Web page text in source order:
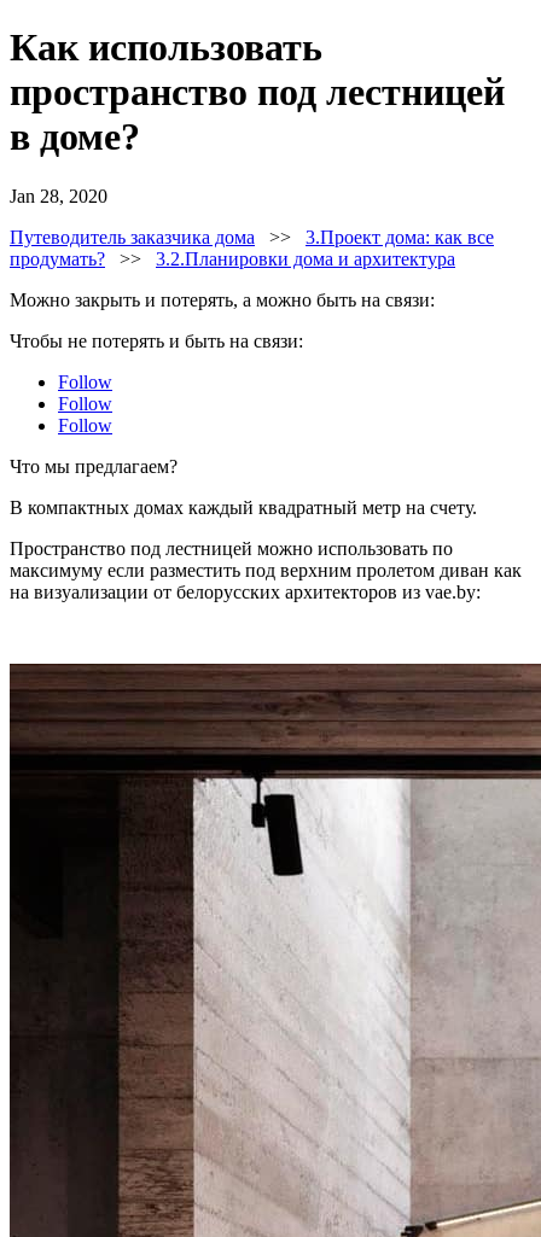
Как использовать
пространство под лестницей
в доме?
Jan 28, 2020
Путеводитель заказчика дома >> 3.Проект дома: как все
продумать? >> 3.2.Планировки дома и архитектура
Можно закрыть и потерять, а можно быть на связи:
Чтобы не потерять и быть на связи:
Follow
Follow
Follow
Что мы предлагаем?
В компактных домах каждый квадратный метр на счету.
Пространство под лестницей можно использовать по
максимуму если разместить под верхним пролетом диван как
на визуализации от белорусских архитекторов из vae.by: